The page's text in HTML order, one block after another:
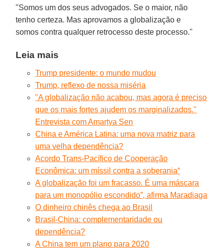
"Somos um dos seus advogados. Se o maior, não
tenho certeza. Mas aprovamos a globalização e
somos contra qualquer retrocesso deste processo."
Leia mais
Trump presidente: o mundo mudou
Trump, reflexo de nossa miséria
"A globalização não acabou, mas agora é preciso
que os mais fortes ajudem os marginalizados."
Entrevista com Amartya Sen
China e América Latina: uma nova matriz para
uma velha dependência?
Acordo Trans-Pacífico de Cooperação
Econômica: um míssil contra a soberania“
A globalização foi um fracasso. É uma máscara
para um monopólio escondido”, afirma Maradiaga
O dinheiro chinês chega ao Brasil
Brasil-China: complementaridade ou
dependência?
A China tem um plano para 2020